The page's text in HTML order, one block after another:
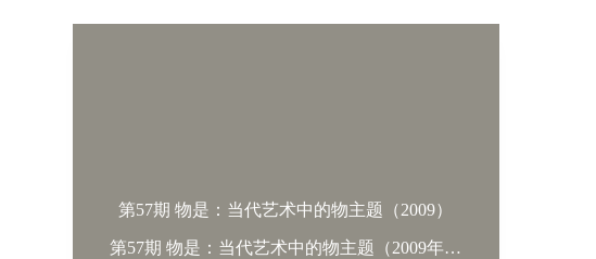
第57期 物是：当代艺术中的物主题（2009）
第57期 物是：当代艺术中的物主题（2009年…